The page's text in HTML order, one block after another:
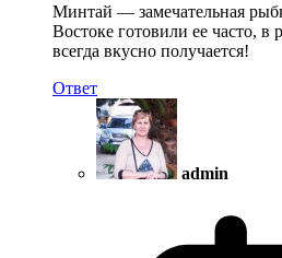
Минтай — замечательная
Востоке готовили ее часто,
всегда вкусно получается!
Ответ
admin